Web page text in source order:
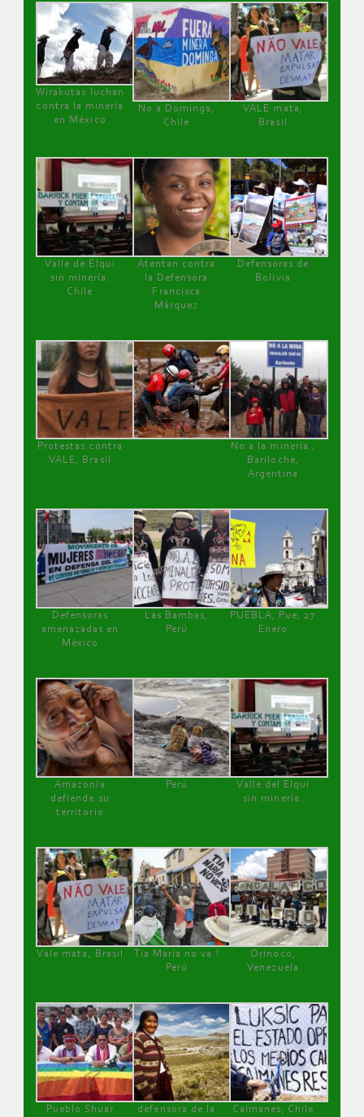
Wirakutas luchan
contra la minería
en México
No a Dominga,
Chile
VALE mata,
Brasil
Valle de Elqui
sin minería.
Chile
Atentan contra
la Defensora
Francisca
Márquez
Defensoras de
Bolivia
Protestas contra
VALE, Brasil
No a la minería ,
Bariloche,
Argentina
Defensoras
amenazadas en
México
Las Bambas,
Perú
PUEBLA, Pue, 27
Enero
Amazonía
defiende su
territorio
Perú
Valle del Elqui
sin minería.
Vale mata, Brasil
Tía María no va !
Perú
Orinoco,
Venezuela
Pueblo Shuar defensora de la Caimanes, Chile